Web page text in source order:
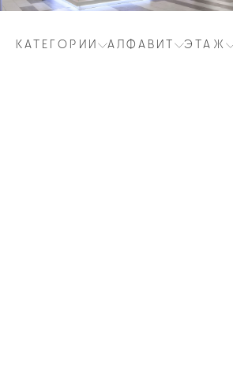
КАТЕГОРИИ АЛФАВИТ ЭТАЖ